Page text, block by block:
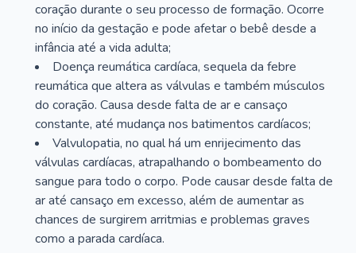
coração durante o seu processo de formação. Ocorre
no início da gestação e pode afetar o bebê desde a
infância até a vida adulta;
Doença reumática cardíaca, sequela da febre
reumática que altera as válvulas e também músculos
do coração. Causa desde falta de ar e cansaço
constante, até mudança nos batimentos cardíacos;
Valvulopatia, no qual há um enrijecimento das
válvulas cardíacas, atrapalhando o bombeamento do
sangue para todo o corpo. Pode causar desde falta de
ar até cansaço em excesso, além de aumentar as
chances de surgirem arritmias e problemas graves
como a parada cardíaca.